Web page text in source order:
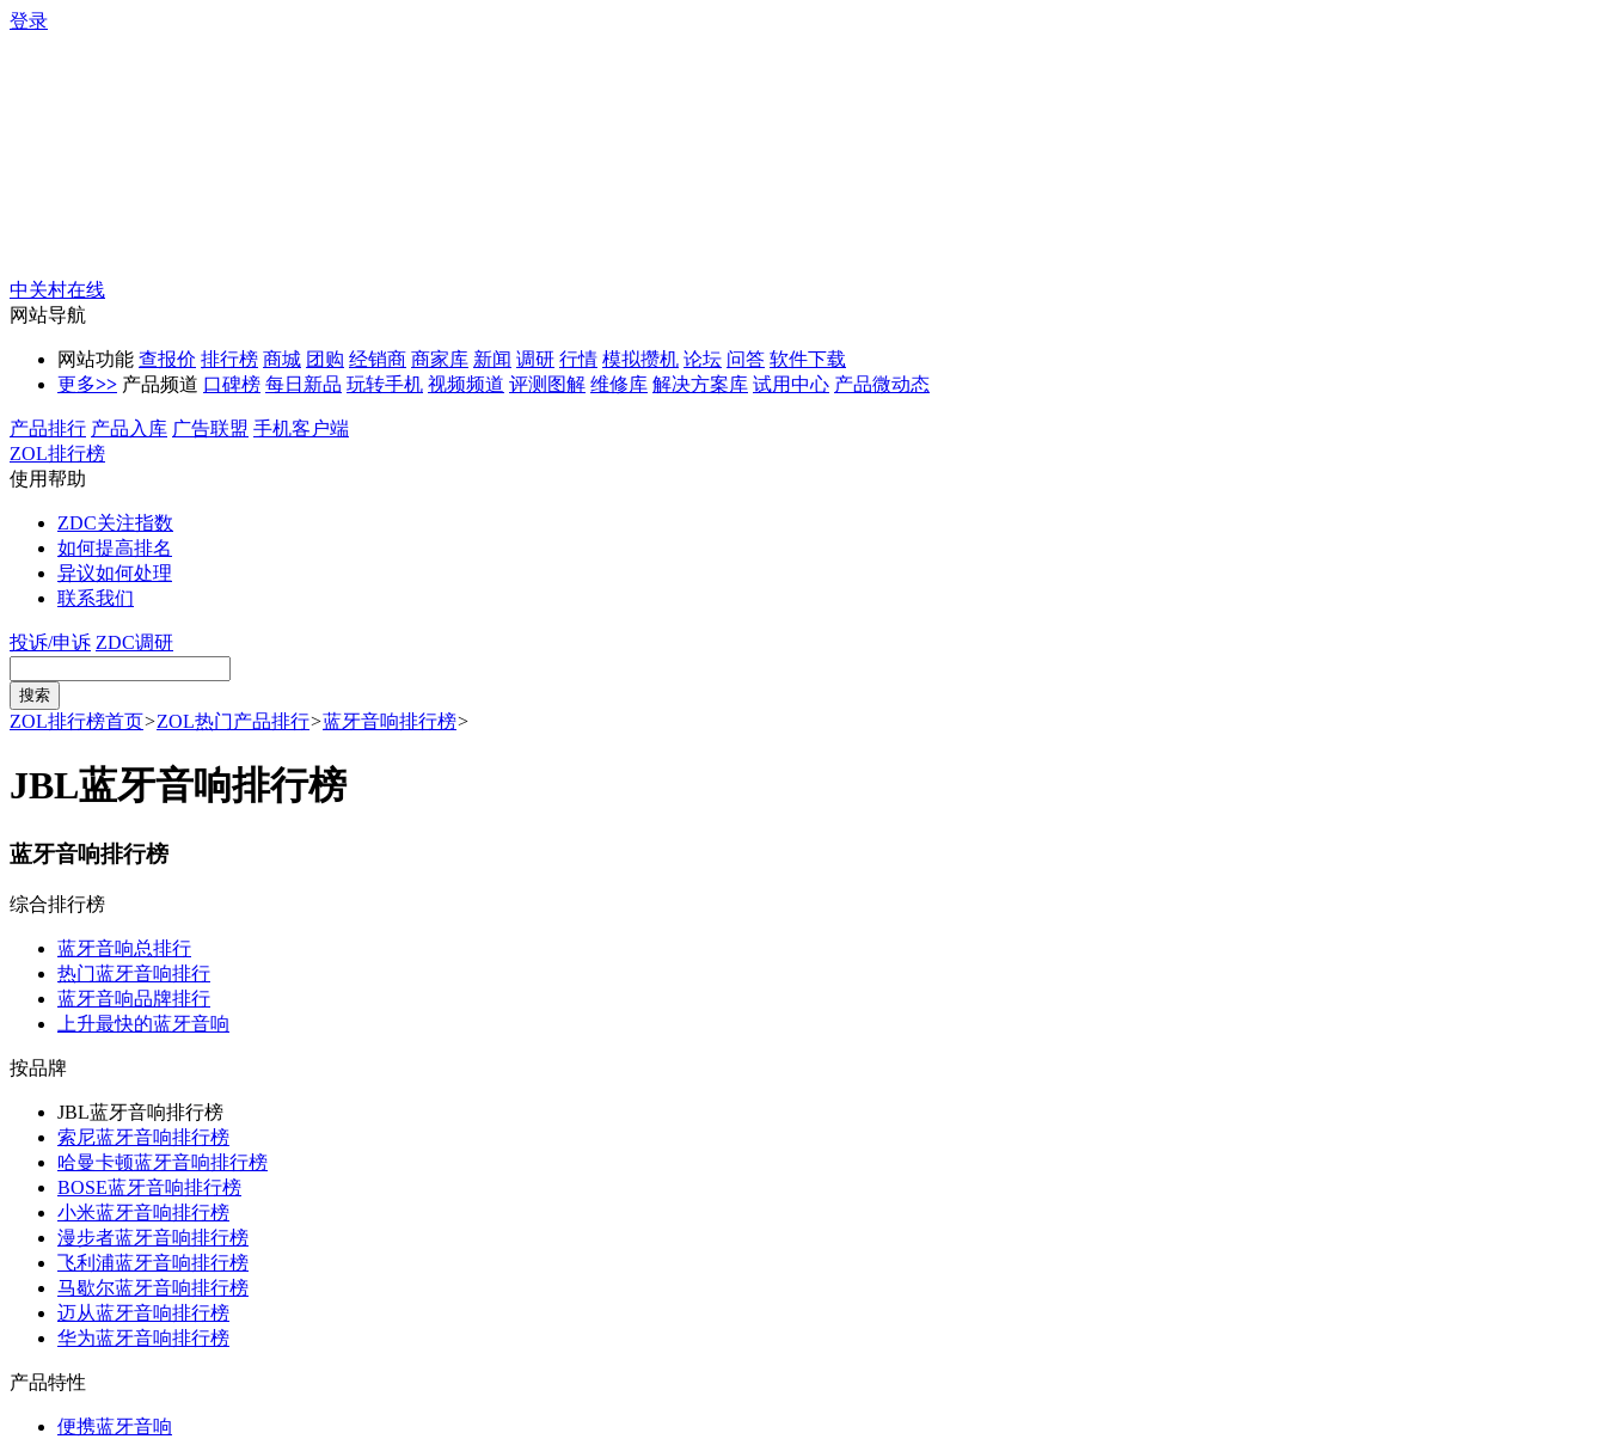
登录
中关村在线
网站导航
网站功能 查报价 排行榜 商城 团购 经销商 商家库 新闻 调研 行情 模拟攒机 论坛 问答 软件下载
更多>> 产品频道 口碑榜 每日新品 玩转手机 视频频道 评测图解 维修库 解决方案库 试用中心 产品微动态
产品排行 产品入库 广告联盟 手机客户端
ZOL排行榜
使用帮助
ZDC关注指数
如何提高排名
异议如何处理
联系我们
投诉/申诉 ZDC调研
ZOL排行榜首页>ZOL热门产品排行>蓝牙音响排行榜>
JBL蓝牙音响排行榜
蓝牙音响排行榜
综合排行榜
蓝牙音响总排行
热门蓝牙音响排行
蓝牙音响品牌排行
上升最快的蓝牙音响
按品牌
JBL蓝牙音响排行榜
索尼蓝牙音响排行榜
哈曼卡顿蓝牙音响排行榜
BOSE蓝牙音响排行榜
小米蓝牙音响排行榜
漫步者蓝牙音响排行榜
飞利浦蓝牙音响排行榜
马歇尔蓝牙音响排行榜
迈从蓝牙音响排行榜
华为蓝牙音响排行榜
产品特性
便携蓝牙音响